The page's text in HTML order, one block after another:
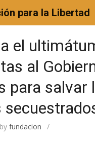
para la Libertad
el
al
para salvar
by fundacion /